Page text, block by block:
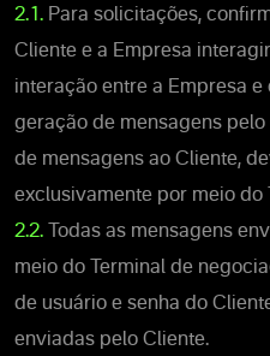
2.1. Para solicitações,
Cliente e a Empresa
interação entre a Empresa e
geração de mensagens
de mensagens ao Cliente,
exclusivamente por meio do
2.2. Todas as mensagens
meio do Terminal de
de usuário e senha do
enviadas pelo Cliente.